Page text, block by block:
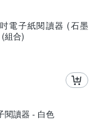
電子紙閱讀器 (石墨
組合)
閱讀器 - 白色